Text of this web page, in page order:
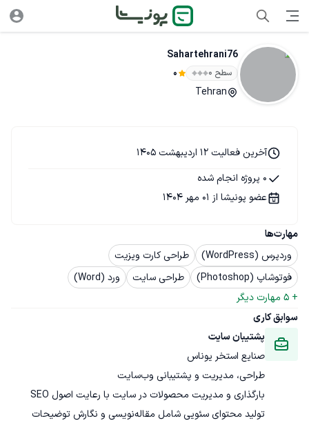
Sahartehrani76
سطح ۰ 0
Tehran
مهارت‌ها
وردپرس (WordPress)
طراحی کارت ویزیت
فوتوشاپ (Photoshop)
طراحی سایت
ورد (Word)
+
5 مهارت دیگر
سوابق کاری
پشتیبان سایت
صنایع استخر یوناس
تولید محتوای سئویی شامل مقاله‌نویسی و نگارش توضیحات
آخرین فعالیت 12 اردیبهشت 1405
0 پروژه انجام شده
عضو پونیشا از 01 مهر 1404